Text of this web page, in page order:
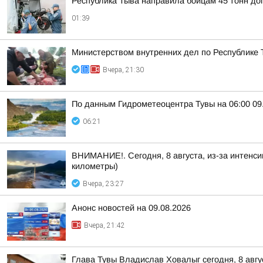
01:39
Министерством внутренних дел по
Вчера, 21:30
По данным Гидрометеоцентра Тувы на 06:00
06:21
ВНИМАНИЕ!. Сегодня, 8 августа, из-за
километры)
Вчера, 23:27
Анонс новостей на 09.08.2026
Вчера, 21:42
Глава Тувы Владислав Ховалыг сегодня, 8